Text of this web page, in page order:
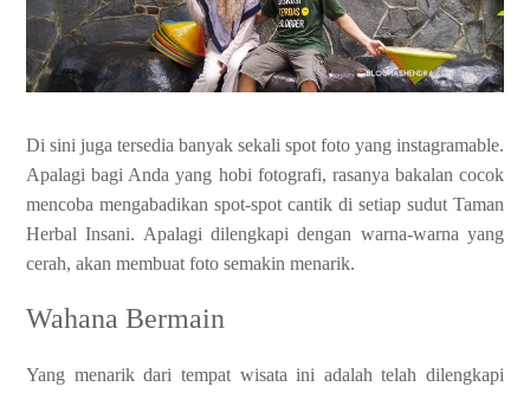
Di sini juga tersedia banyak sekali spot foto yang instagramable.
Apalagi bagi Anda yang hobi fotografi, rasanya bakalan cocok
mencoba mengabadikan spot-spot cantik di setiap sudut Taman
Herbal Insani. Apalagi dilengkapi dengan warna-warna yang
cerah, akan membuat foto semakin menarik.
Wahana Bermain
Yang menarik dari tempat wisata ini adalah telah dilengkapi